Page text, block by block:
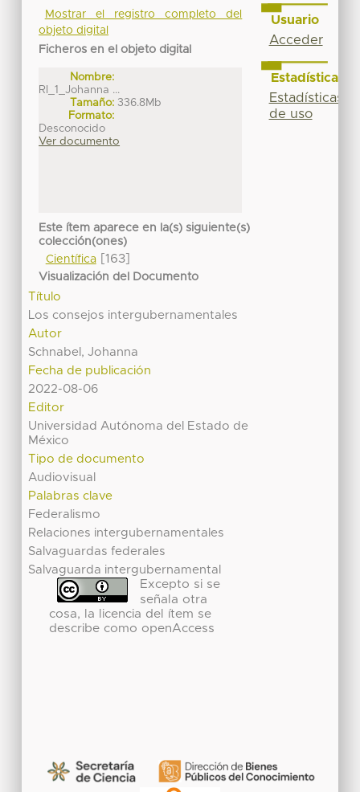
Mostrar el registro completo del
objeto digital
Ficheros en el objeto digital
Nombre:
RI_1_Johanna ...
Tamaño: 336.8Mb
Formato:
Desconocido
Ver documento
Este ítem aparece en la(s) siguiente(s)
colección(ones)
Científica[163]
Visualización del Documento
Título
Los consejos intergubernamentales
Autor
Schnabel, Johanna
Fecha de publicación
2022-08-06
Editor
Universidad Autónoma del Estado de
México
Tipo de documento
Audiovisual
Palabras clave
Federalismo
Relaciones intergubernamentales
Salvaguardas federales
Salvaguarda intergubernamental
Excepto si se
señala otra
cosa, la licencia del ítem se
describe como openAccess
Usuario
Acceder
Estadísticas
Estadísticas
de uso